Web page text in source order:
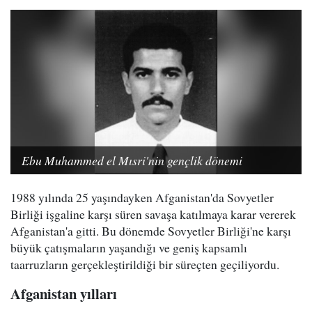
Ebu Muhammed el Mısri'nin gençlik dönemi
1988 yılında 25 yaşındayken Afganistan'da Sovyetler
Birliği işgaline karşı süren savaşa katılmaya karar vererek
Afganistan'a gitti. Bu dönemde Sovyetler Birliği'ne karşı
büyük çatışmaların yaşandığı ve geniş kapsamlı
taarruzların gerçekleştirildiği bir süreçten geçiliyordu.
Afganistan yılları